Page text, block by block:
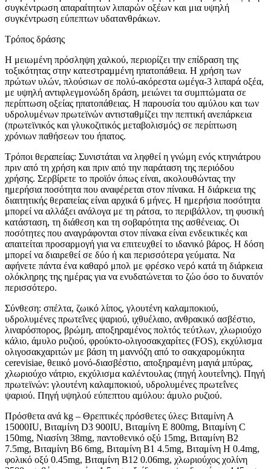
συγκέντρωση απαραίτητων λιπαρών οξέων και μια υψηλή
συγκέντρωση εύπεπτων υδατανθράκων.
Τρόπος δράσης
Η μειωμένη πρόσληψη χαλκού, περιορίζει την επίδραση της
τοξικότητας στην κατεστραμμένη ηπατοπάθεια. Η χρήση των
πρώτων υλών, πλούσιων σε πολύ-ακόρεστα ωμέγα-3 λιπαρά οξέα,
με υψηλή αντιφλεγμονώδη δράση, μειώνει τα συμπτώματα σε
περίπτωση οξείας ηπατοπάθειας. Η παρουσία του αμύλου και των
υδρολυμένων πρωτεϊνών αντισταθμίζει την πεπτική ανεπάρκεια
(πρωτεϊνικός και γλυκοζιτικός μεταβολισμός) σε περίπτωση
χρόνιων παθήσεων του ήπατος.
Τρόποι θεραπείας: Συνιστάται να ληφθεί η γνώμη ενός κτηνιάτρου
πριν από τη χρήση και πριν από την παράταση της περιόδου
χρήσης. Σερβίρετε το προϊόν όπως είναι, ακολουθώντας την
ημερήσια ποσότητα που αναφέρεται στον πίνακα. Η διάρκεια της
διαιτητικής θεραπείας είναι αρχικά 6 μήνες. Η ημερήσια ποσότητα
μπορεί να αλλάξει ανάλογα με τη ράτσα, το περιβάλλον, τη φυσική
κατάσταση, τη διάθεση και τη σοβαρότητα της ασθένειας. Οι
ποσότητες που αναγράφονται στον πίνακα είναι ενδεικτικές και
απαιτείται προσαρμογή για να επιτευχθεί το ιδανικό βάρος. Η δόση
μπορεί να διαιρεθεί σε δύο ή και περισσότερα γεύματα. Να
αφήνετε πάντα ένα καθαρό μπολ με φρέσκο νερό κατά τη διάρκεια
ολόκληρης της ημέρας για να ενυδατώνεται το ζώο όσο το δυνατόν
περισσότερο.
Σύνθεση: σπέλτα, ζωικό λίπος, γλουτένη καλαμποκιού,
υδρολυμένες πρωτεΐνες ψαριού, ιχθυέλαιο, ανθρακικό ασβέστιο,
λιναρόσπορος, βρώμη, αποξηραμένος πολτός τεύτλων, χλωριούχο
κάλιο, άμυλο ρυζιού, φρούκτο-ολιγοσακχαρίτες (FOS), εκχύλισμα
ολιγοσακχαριτών με βάση τη μαννόζη από το σακχαρομύκητα
cerevisiae, θειικό μονό-διασβέστιο, αποξηραμένη μαγιά μπύρας,
χλωριούχο νάτριο, εκχύλισμα καλέντουλας (πηγή λουτεΐνης). Πηγή
πρωτεϊνών: γλουτένη καλαμποκιού, υδρολυμένες πρωτεΐνες
ψαριού. Πηγή υψηλού εύπεπτου αμύλου: άμυλο ρυζιού.
Πρόσθετα ανά kg – Θρεπτικές πρόσθετες ύλες: Βιταμίνη Α
15000ΙU, Βιταμίνη D3 900IU, Βιταμίνη Ε 800mg, Βιταμίνη C
150mg, Νιασίνη 38mg, παντοθενικό οξύ 15mg, Βιταμίνη Β2
7.5mg, Βιταμίνη Β6 6mg, Βιταμίνη Β1 4.5mg, Βιταμίνη Η 0.4mg,
φολικό οξύ 0.45mg, Βιταμίνη Β12 0.06mg, χλωριούχος χολίνη